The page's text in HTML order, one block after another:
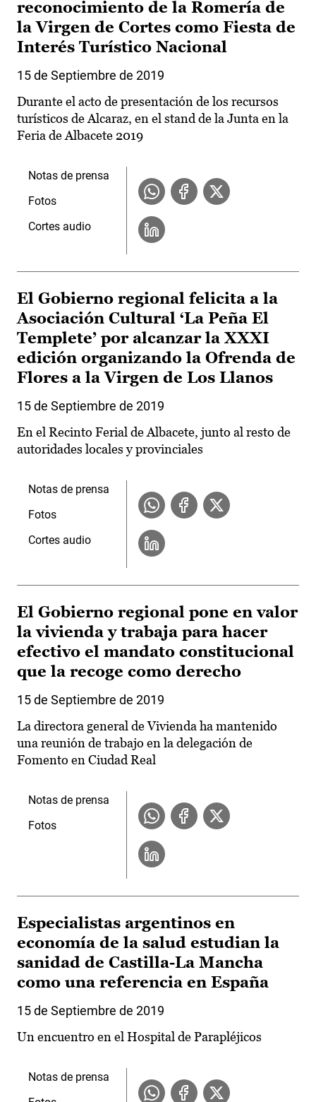
reconocimiento de la Romería de
la Virgen de Cortes como Fiesta de
Interés Turístico Nacional
15 de Septiembre de 2019
Durante el acto de presentación de los recursos
turísticos de Alcaraz, en el stand de la Junta en la
Feria de Albacete 2019
Notas de prensa
Fotos
Cortes audio
El Gobierno regional felicita a la
Asociación Cultural ‘La Peña El
Templete’ por alcanzar la XXXI
edición organizando la Ofrenda de
Flores a la Virgen de Los Llanos
15 de Septiembre de 2019
En el Recinto Ferial de Albacete, junto al resto de
autoridades locales y provinciales
Notas de prensa
Fotos
Cortes audio
El Gobierno regional pone en valor
la vivienda y trabaja para hacer
efectivo el mandato constitucional
que la recoge como derecho
15 de Septiembre de 2019
La directora general de Vivienda ha mantenido
una reunión de trabajo en la delegación de
Fomento en Ciudad Real
Notas de prensa
Fotos
Especialistas argentinos en
economía de la salud estudian la
sanidad de Castilla-La Mancha
como una referencia en España
15 de Septiembre de 2019
Un encuentro en el Hospital de Parapléjicos
Notas de prensa